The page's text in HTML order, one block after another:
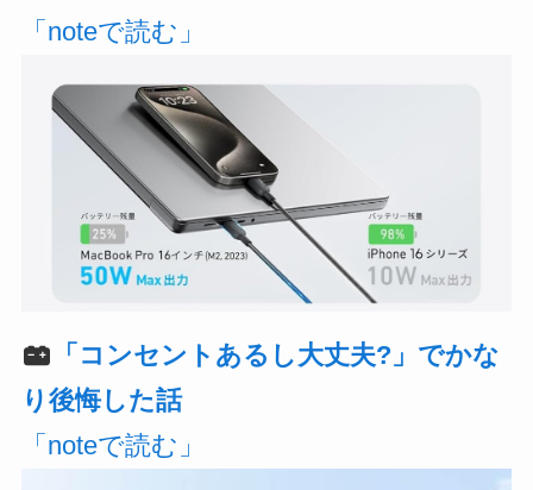
「noteで読む」
「コンセントあるし大丈夫?」でかな
り後悔した話
「noteで読む」